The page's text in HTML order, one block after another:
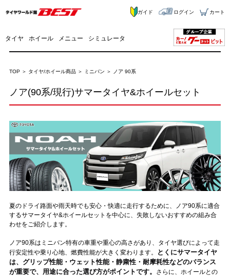
タイヤ ホイール メニュー シミュレータ
ガイド ログイン カート
TOP タイヤ/ホイール商品 ミニバン ノア 90系
ノア(90系/現行)サマータイヤ&ホイールセット
夏のドライ路面や雨天時でも安心・快適に走行するために、ノア90系に適合
するサマータイヤ&ホイールセットを中心に、失敗しないおすすめの組み合
わせをご紹介します。
ノア90系はミニバン特有の車重や重心の高さがあり、タイヤ選びによって走
行安定性や乗り心地、燃費性能が大きく変わります。
とくにサマータイヤ
は、グリップ性能・ウェット性能・静粛性・耐摩耗性などのバランス
が重要で、用途に合った選び方がポイントです。
さらに、ホイールとの